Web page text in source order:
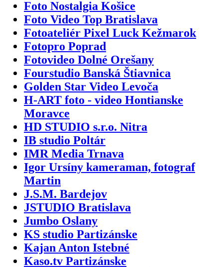
Foto Nostalgia Košice
Foto Video Top Bratislava
Fotoateliér Pixel Luck Kežmarok
Fotopro Poprad
Fotovideo Dolné Orešany
Fourstudio Banská Štiavnica
Golden Star Video Levoča
H-ART foto - video Hontianske
Moravce
HD STUDIO s.r.o. Nitra
IB studio Poltár
IMR Media Trnava
Igor Ursíny kameraman, fotograf
Martin
J.S.M. Bardejov
JSTUDIO Bratislava
Jumbo Oslany
KS studio Partizánske
Kajan Anton Istebné
Kaso.tv Partizánske